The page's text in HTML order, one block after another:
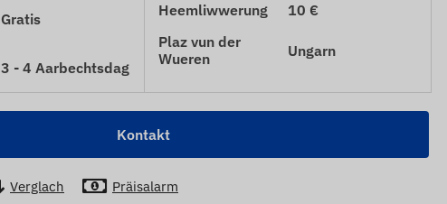
Gratis
3 - 4 Aarbechtsdag
Heemliwwerung
10 €
Plaz vun der
Wueren
Ungarn
Kontakt
Verglach Präisalarm